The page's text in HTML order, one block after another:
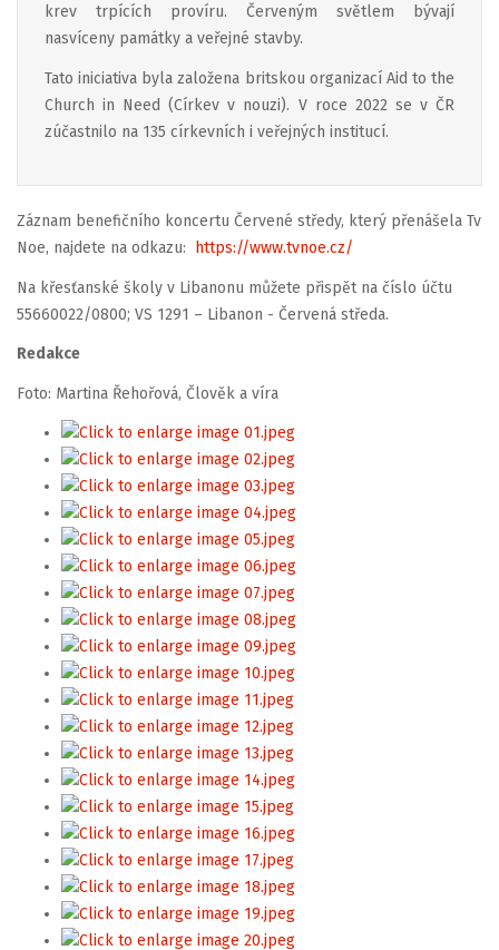
krev trpících províru. Červeným světlem bývají
nasvíceny památky a veřejné stavby.
Tato iniciativa byla založena britskou organizací Aid to the
Church in Need (Církev v nouzi). V roce 2022 se v ČR
zúčastnilo na 135 církevních i veřejných institucí.
Záznam benefičního koncertu Červené středy, který přenášela Tv
Noe, najdete na odkazu:
https://www.tvnoe.cz/
Na křesťanské školy v Libanonu můžete přispět na číslo účtu
55660022/0800; VS 1291 – Libanon - Červená středa.
Redakce
Foto: Martina Řehořová, Člověk a víra